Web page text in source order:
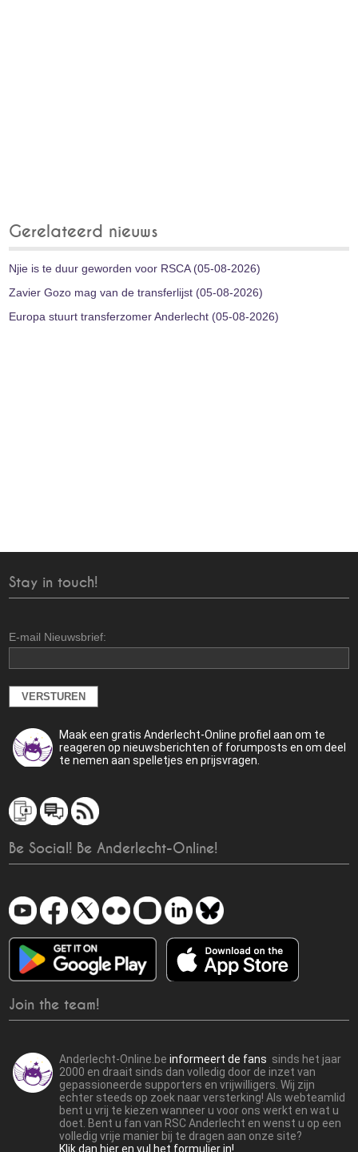
Gerelateerd nieuws
Njie is te duur geworden voor RSCA (05-08-2026)
Zavier Gozo mag van de transferlijst (05-08-2026)
Europa stuurt transferzomer Anderlecht (05-08-2026)
Stay in touch!
E-mail Nieuwsbrief:
Maak een gratis Anderlecht-Online profiel aan om te
reageren op nieuwsberichten of forumposts en om deel
te nemen aan spelletjes en prijsvragen.
Be Social! Be Anderlecht-Online!
Join the team!
Anderlecht-Online.beinformeert de fans sinds het jaar
2000 en draait sinds dan volledig door de inzet van
gepassioneerde supporters en vrijwilligers. Wij zijn
echter steeds op zoek naar versterking! Als webteamlid
bent u vrij te kiezen wanneer u voor ons werkt en wat u
doet. Bent u fan van RSC Anderlecht en wenst u op een
volledig vrije manier bij te dragen aan onze site?
Klik dan hier en vul het formulier in!